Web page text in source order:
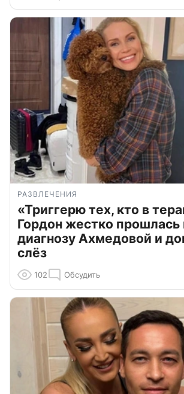
РАЗВЛЕЧЕНИЯ
«Триггерю тех, кто в
Гордон жестко прошлась
диагнозу Ахмедовой и
слёз
102 Обсудить